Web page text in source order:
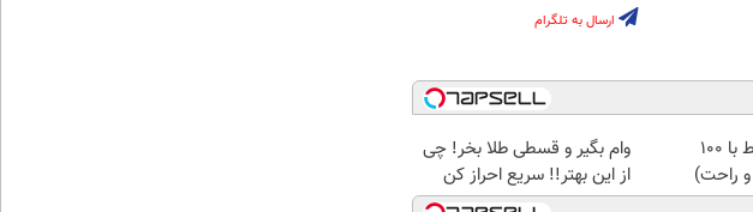
ارسال به تلگرام
پس‌انداز طلا فقط با ۱۰۰
و راحت)
وام بگیر و قسطی طلا بخر! چی
از این بهتر!! سریع احراز کن